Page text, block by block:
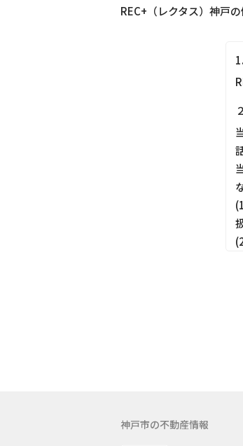
REC+（レクタス）神戸
神戸市の不動産情報